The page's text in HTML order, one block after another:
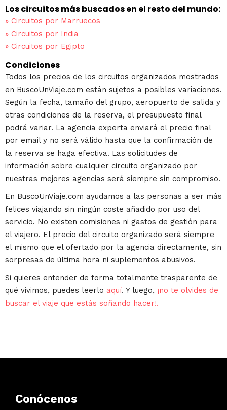
Los circuitos más buscados en el resto del mundo:
» Circuitos por Marruecos
» Circuitos por India
» Circuitos por Egipto
Condiciones
Todos los precios de los circuitos organizados mostrados
en BuscoUnViaje.com están sujetos a posibles variaciones.
Según la fecha, tamaño del grupo, aeropuerto de salida y
otras condiciones de la reserva, el presupuesto final
podrá variar. La agencia experta enviará el precio final
por email y no será válido hasta que la confirmación de
la reserva se haga efectiva. Las solicitudes de
información sobre cualquier circuito organizado por
nuestras mejores agencias será siempre sin compromiso.
En BuscoUnViaje.com ayudamos a las personas a ser más
felices viajando sin ningún coste añadido por uso del
servicio. No existen comisiones ni gastos de gestión para
el viajero. El precio del circuito organizado será siempre
el mismo que el ofertado por la agencia directamente, sin
sorpresas de última hora ni suplementos abusivos.
Si quieres entender de forma totalmente trasparente de
qué vivimos, puedes leerlo aquí. Y luego, ¡no te olvides de
buscar el viaje que estás soñando hacer!.
Conócenos